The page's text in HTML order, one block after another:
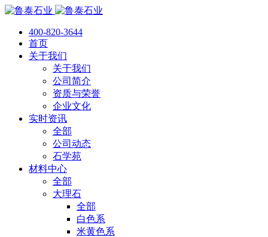
400-820-3644
首页
关于我们
关于我们
公司简介
资质与荣誉
企业文化
实时资讯
全部
公司动态
石学苑
材料中心
全部
大理石
全部
白色系
米黄色系